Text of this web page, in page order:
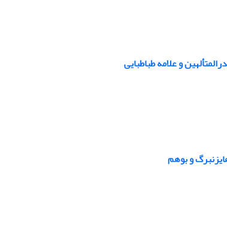
و علامه طباطبایی
و بوهم